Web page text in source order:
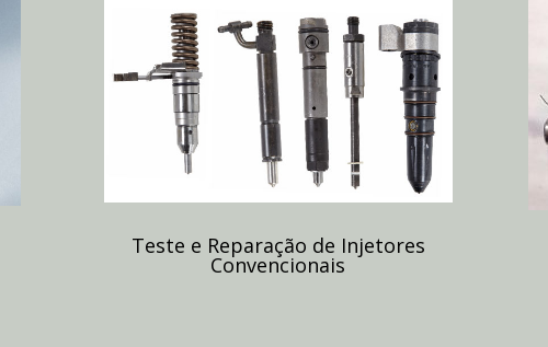
Teste e Reparação de Injetores
Convencionais